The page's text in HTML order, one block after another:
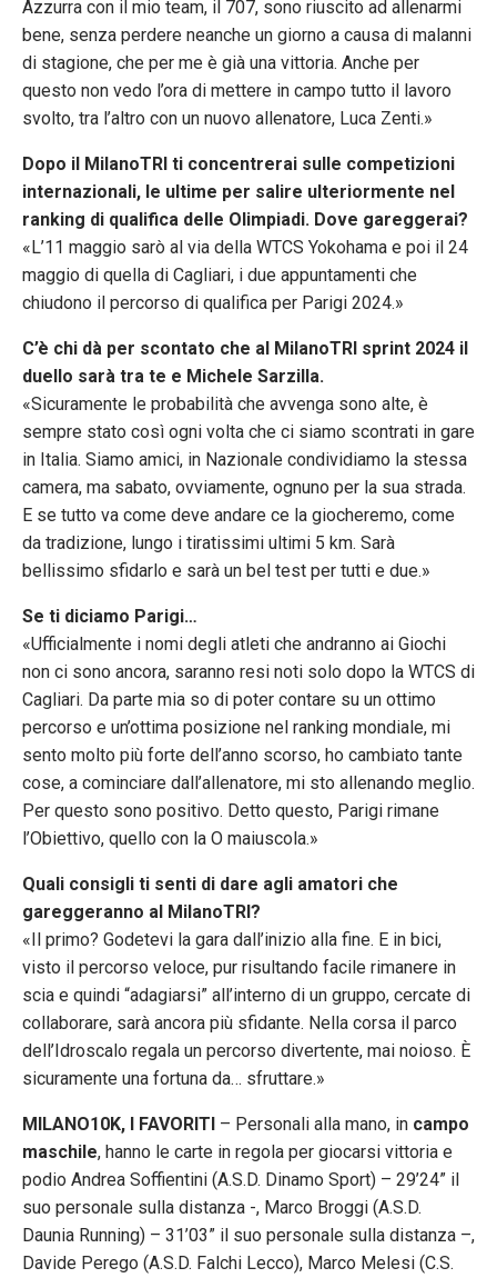
Azzurra con il mio team, il 707, sono riuscito ad allenarmi
bene, senza perdere neanche un giorno a causa di malanni
di stagione, che per me è già una vittoria. Anche per
questo non vedo l’ora di mettere in campo tutto il lavoro
svolto, tra l’altro con un nuovo allenatore, Luca Zenti.»
Dopo il MilanoTRI ti concentrerai sulle competizioni
internazionali, le ultime per salire ulteriormente nel
ranking di qualifica delle Olimpiadi. Dove gareggerai?
«L’11 maggio sarò al via della WTCS Yokohama e poi il 24
maggio di quella di Cagliari, i due appuntamenti che
chiudono il percorso di qualifica per Parigi 2024.»
C’è chi dà per scontato che al MilanoTRI sprint 2024 il
duello sarà tra te e Michele Sarzilla.
«Sicuramente le probabilità che avvenga sono alte, è
sempre stato così ogni volta che ci siamo scontrati in gare
in Italia. Siamo amici, in Nazionale condividiamo la stessa
camera, ma sabato, ovviamente, ognuno per la sua strada.
E se tutto va come deve andare ce la giocheremo, come
da tradizione, lungo i tiratissimi ultimi 5 km. Sarà
bellissimo sfidarlo e sarà un bel test per tutti e due.»
Se ti diciamo Parigi…
«Ufficialmente i nomi degli atleti che andranno ai Giochi
non ci sono ancora, saranno resi noti solo dopo la WTCS di
Cagliari. Da parte mia so di poter contare su un ottimo
percorso e un’ottima posizione nel ranking mondiale, mi
sento molto più forte dell’anno scorso, ho cambiato tante
cose, a cominciare dall’allenatore, mi sto allenando meglio.
Per questo sono positivo. Detto questo, Parigi rimane
l’Obiettivo, quello con la O maiuscola.»
Quali consigli ti senti di dare agli amatori che
gareggeranno al MilanoTRI?
«Il primo? Godetevi la gara dall’inizio alla fine. E in bici,
visto il percorso veloce, pur risultando facile rimanere in
scia e quindi “adagiarsi” all’interno di un gruppo, cercate di
collaborare, sarà ancora più sfidante. Nella corsa il parco
dell’Idroscalo regala un percorso divertente, mai noioso. È
sicuramente una fortuna da… sfruttare.»
MILANO10K, I FAVORITI – Personali alla mano, in campo
maschile, hanno le carte in regola per giocarsi vittoria e
podio Andrea Soffientini (A.S.D. Dinamo Sport) – 29’24” il
suo personale sulla distanza -, Marco Broggi (A.S.D.
Daunia Running) – 31’03” il suo personale sulla distanza –,
Davide Perego (A.S.D. Falchi Lecco), Marco Melesi (C.S.